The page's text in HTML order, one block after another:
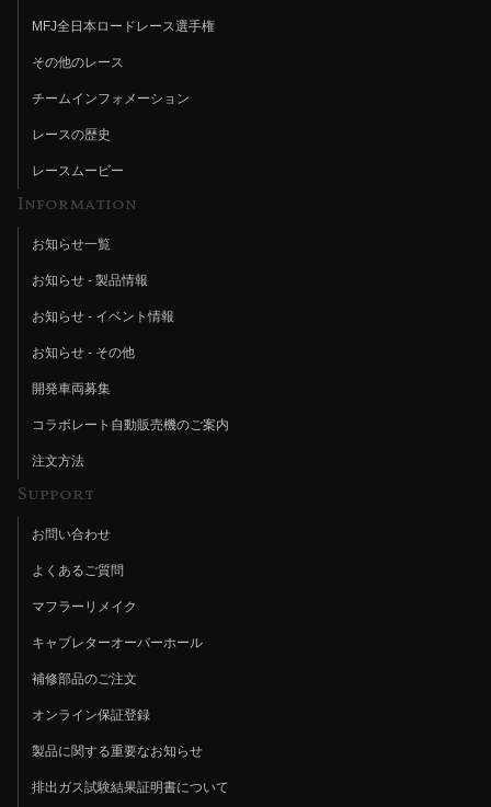
MFJ全日本ロードレース選手権
その他のレース
チームインフォメーション
レースの歴史
レースムービー
Information
お知らせ一覧
お知らせ - 製品情報
お知らせ - イベント情報
お知らせ - その他
開発車両募集
コラボレート自動販売機のご案内
注文方法
Support
お問い合わせ
よくあるご質問
マフラーリメイク
キャブレターオーバーホール
補修部品のご注文
オンライン保証登録
製品に関する重要なお知らせ
排出ガス試験結果証明書について